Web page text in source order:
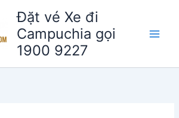
Đặt vé Xe đi
Campuchia gọi
1900 9227